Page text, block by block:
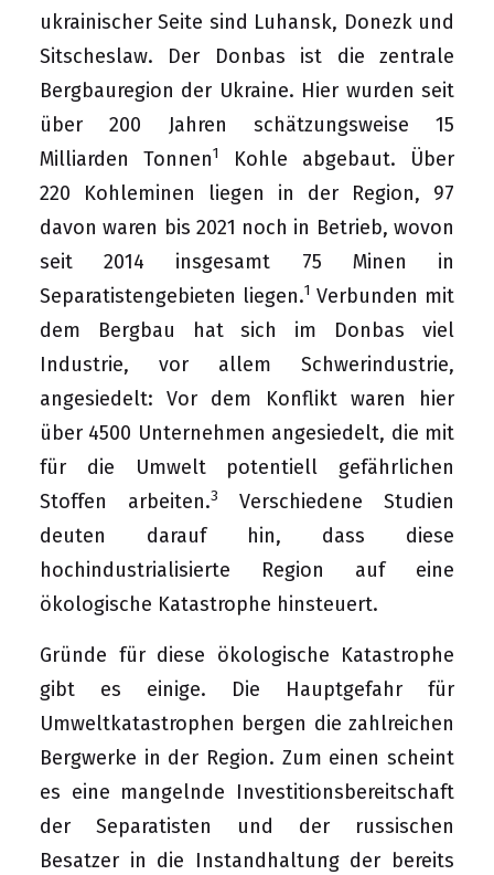
ukrainischer Seite sind Luhansk, Donezk und
Sitscheslaw. Der Donbas ist die zentrale
Bergbauregion der Ukraine. Hier wurden seit
über 200 Jahren schätzungsweise 15
Milliarden Tonnen1
Kohle abgebaut. Über
220 Kohleminen liegen in der Region, 97
davon waren bis 2021 noch in Betrieb, wovon
seit 2014 insgesamt 75 Minen in
Separatistengebieten liegen.1 Verbunden mit
dem Bergbau hat sich im Donbas viel
Industrie, vor allem Schwerindustrie,
angesiedelt: Vor dem Konflikt waren hier
über 4500 Unternehmen angesiedelt, die mit
für die Umwelt potentiell gefährlichen
Stoffen arbeiten.3
Verschiedene Studien
deuten darauf hin, dass diese
hochindustrialisierte Region auf eine
ökologische Katastrophe hinsteuert.
Gründe für diese ökologische Katastrophe
gibt es einige. Die Hauptgefahr für
Umweltkatastrophen bergen die zahlreichen
Bergwerke in der Region. Zum einen scheint
es eine mangelnde Investitionsbereitschaft
der Separatisten und der russischen
Besatzer in die Instandhaltung der bereits